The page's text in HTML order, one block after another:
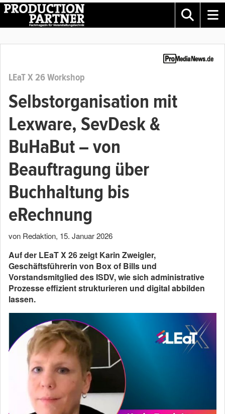
LEaT X 26 Workshop
Selbstorganisation mit
Lexware, SevDesk &
BuHaBut – von
Beauftragung über
Buchhaltung bis
eRechnung
von Redaktion, 15. Januar 2026
Auf der LEaT X 26 zeigt Karin Zweigler,
Geschäftsführerin von Box of Bills und
Vorstandsmitglied des ISDV, wie sich administrative
Prozesse effizient strukturieren und digital abbilden
lassen.